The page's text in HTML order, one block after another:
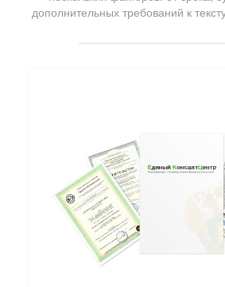
дополнительных требований к